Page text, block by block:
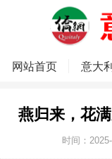
网站首页 意大利
燕归来，花
时间：